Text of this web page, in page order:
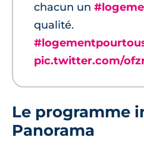
chacun un
qualité.
pic.twitter.com/
Le programme
Panorama